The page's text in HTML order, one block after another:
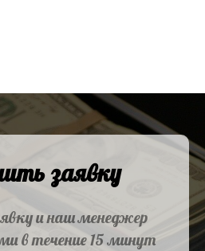
заявку
и наш менеджер
в течение 15 минут